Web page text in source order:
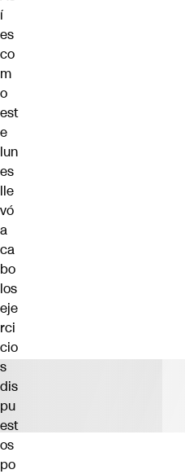
í
es
co
m
o
est
e
lun
es
lle
vó
a
ca
bo
los
eje
rci
cio
s
dis
pu
est
os
po